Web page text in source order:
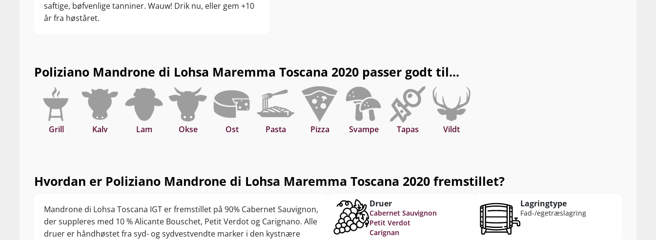
saftige, bøfvenlige tanniner. Wauw! Drik nu, eller gem +10
år fra høståret.
Poliziano Mandrone di Lohsa Maremma Toscana 2020 passer godt til...
Grill Kalv Lam Okse Ost Pasta Pizza Svampe Tapas Vildt
Hvordan er Poliziano Mandrone di Lohsa Maremma Toscana 2020 fremstillet?
Mandrone di Lohsa Toscana IGT er fremstillet på 90% Cabernet Sauvignon,
der suppleres med 10 % Alicante Bouschet, Petit Verdot og Carignano. Alle
druer er håndhøstet fra syd- og sydvestvendte marker i den kystnære
Druer
Cabernet Sauvignon
Petit Verdot
Carignan
Lagringtype
Fad-/egetræslagring